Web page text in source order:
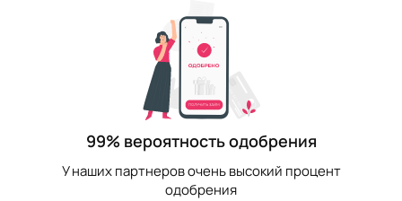
99% вероятность одобрения
У наших партнеров очень высокий процент
одобрения